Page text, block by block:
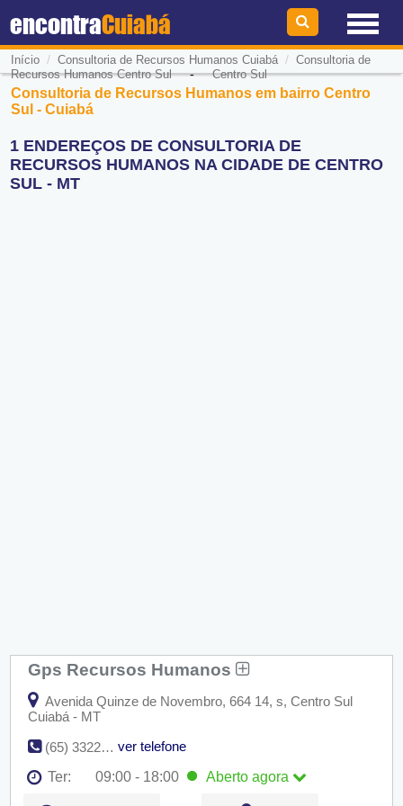
encontraCuiabá
Início / Consultoria de Recursos Humanos Cuiabá/ Consultoria de
Recursos Humanos Centro Sul-Centro Sul
Consultoria de Recursos Humanos em bairro Centro
Sul - Cuiabá
1 ENDEREÇOS DE CONSULTORIA DE
RECURSOS HUMANOS NA CIDADE DE CENTRO
SUL - MT
Gps Recursos Humanos
Avenida Quinze de Novembro, 664 14, s, Centro Sul
Cuiabá - MT
(65) 3322-0032
ver telefone
Ter:
09:00 - 18:00 Aberto agora
Seg: